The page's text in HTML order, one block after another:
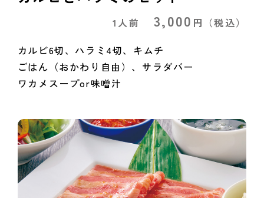
1人前 3,000 円 （税込）
カルビ6切、ハラミ4切、キムチ
ごはん（おかわり自由）、サラダバー
ワカメスープor味噌汁